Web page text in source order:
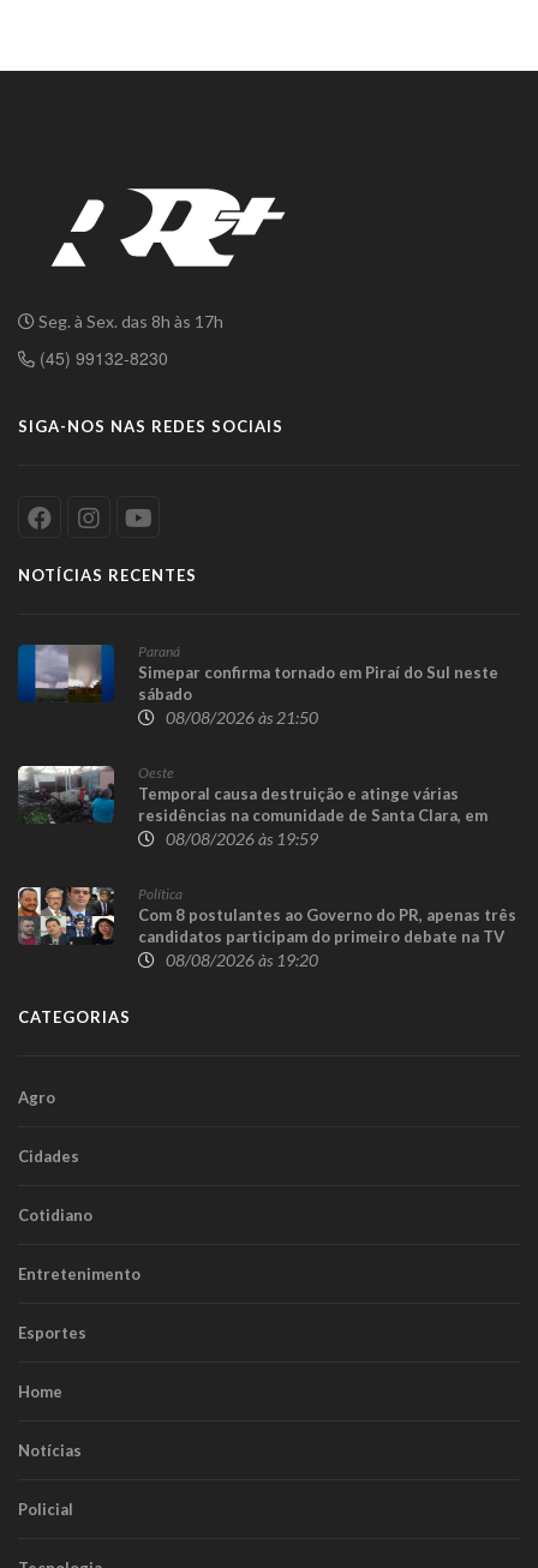
Seg. à Sex. das 8h às 17h
(45) 99132-8230
SIGA-NOS NAS REDES SOCIAIS
NOTÍCIAS RECENTES
Paraná
Simepar confirma tornado em Piraí do Sul neste
sábado
08/08/2026 às 21:50
Oeste
Temporal causa destruição e atinge várias
residências na comunidade de Santa Clara, em
Candói08/08/2026 às 19:59
Política
Com 8 postulantes ao Governo do PR, apenas três
candidatos participam do primeiro debate na TV
08/08/2026 às 19:20
CATEGORIAS
Agro
Cidades
Cotidiano
Entretenimento
Esportes
Home
Notícias
Policial